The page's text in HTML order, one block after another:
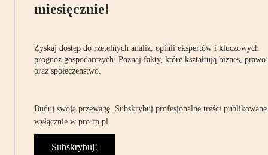
miesięcznie!
Zyskaj dostęp do rzetelnych analiz, opinii ekspertów i kluczowych
prognoz gospodarczych. Poznaj fakty, które kształtują biznes, prawo
oraz społeczeństwo.
Buduj swoją przewagę. Subskrybuj profesjonalne treści publikowane
wyłącznie w pro.rp.pl.
Subskrybuj!